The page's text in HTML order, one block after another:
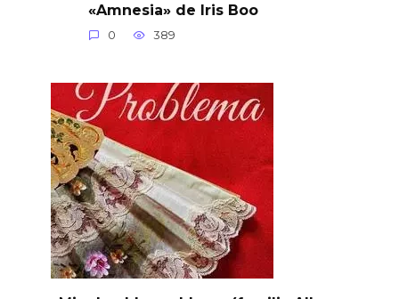
«Amnesia» de Iris Boo
0 389